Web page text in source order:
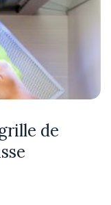
de